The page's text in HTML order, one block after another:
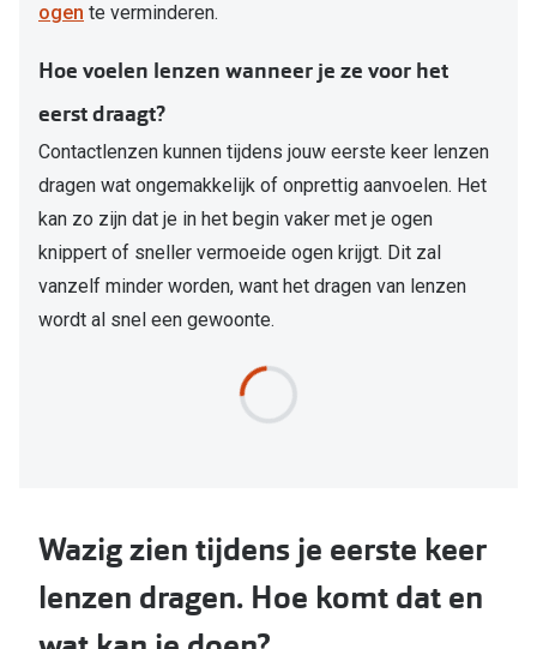
ogen te verminderen.
Hoe voelen lenzen wanneer je ze voor het
eerst draagt?
Contactlenzen kunnen tijdens jouw eerste keer lenzen
dragen wat ongemakkelijk of onprettig aanvoelen. Het
kan zo zijn dat je in het begin vaker met je ogen
knippert of sneller vermoeide ogen krijgt. Dit zal
vanzelf minder worden, want het dragen van lenzen
wordt al snel een gewoonte.
Wazig zien tijdens je eerste keer
lenzen dragen. Hoe komt dat en